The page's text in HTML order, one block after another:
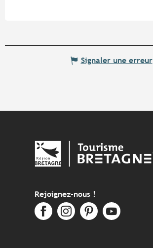
Signaler une erreur
Rejoignez-nous !